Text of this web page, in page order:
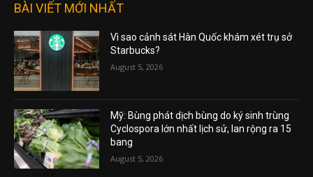
BÀI VIẾT MỚI NHẤT
Vì sao cảnh sát Hàn Quốc khám xét trụ sở
Starbucks?
August 5, 2026
Mỹ: Bùng phát dịch bùng do ký sinh trùng
Cyclospora lớn nhất lịch sử, lan rộng ra 15
bang
August 5, 2026